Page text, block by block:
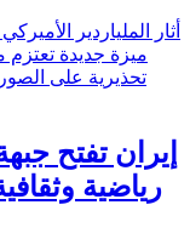
أثار الملياردير
ميزة جديدة
تحذيرية على
إيران تفتح
رياضية